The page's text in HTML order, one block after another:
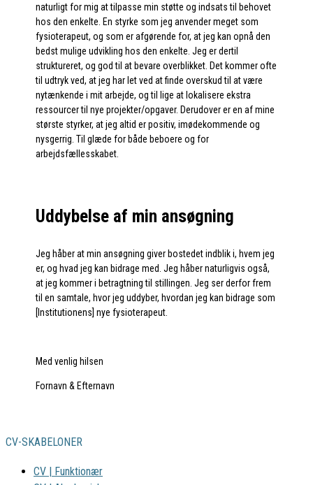
naturligt for mig at tilpasse min støtte og indsats til behovet
hos den enkelte. En styrke som jeg anvender meget som
fysioterapeut, og som er afgørende for, at jeg kan opnå den
bedst mulige udvikling hos den enkelte. Jeg er dertil
struktureret, og god til at bevare overblikket. Det kommer ofte
til udtryk ved, at jeg har let ved at finde overskud til at være
nytænkende i mit arbejde, og til lige at lokalisere ekstra
ressourcer til nye projekter/opgaver. Derudover er en af mine
største styrker, at jeg altid er positiv, imødekommende og
nysgerrig. Til glæde for både beboere og for
arbejdsfællesskabet.
Uddybelse af min ansøgning
Jeg håber at min ansøgning giver bostedet indblik i, hvem jeg
er, og hvad jeg kan bidrage med. Jeg håber naturligvis også,
at jeg kommer i betragtning til stillingen. Jeg ser derfor frem
til en samtale, hvor jeg uddyber, hvordan jeg kan bidrage som
[Institutionens] nye fysioterapeut.
Med venlig hilsen
Fornavn & Efternavn
CV-SKABELONER
CV | Funktionær